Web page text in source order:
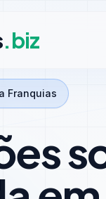
.biz
Franquias